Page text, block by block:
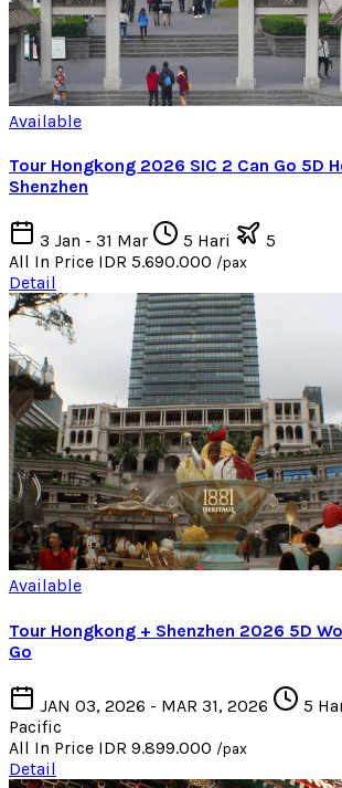
Available
Tour Hongkong 2026 SIC 2 Can Go 5D
Shenzhen
3 Jan - 31 Mar 5 Hari
5
All In Price IDR 5.690.000 /pax
Detail
Available
Tour Hongkong + Shenzhen 2026 5D
Go
JAN 03, 2026 - MAR 31, 2026 5
Pacific
All In Price IDR 9.899.000 /pax
Detail